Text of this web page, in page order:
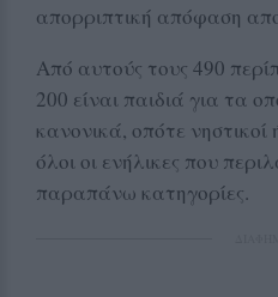
απορριπτική απόφαση
Από αυτούς τους 490
200 είναι παιδιά για τα
κανονικά, οπότε νηστικοί
όλοι οι ενήλικες που
παραπάνω κατηγορίες.